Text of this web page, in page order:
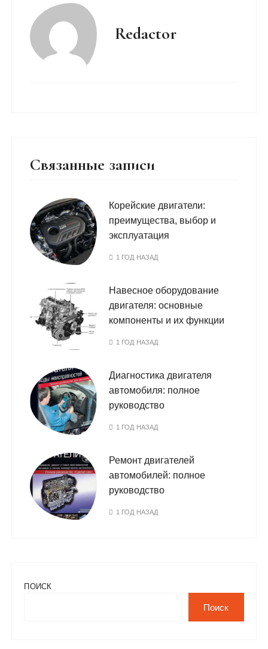
Redactor
Связанные записи
Корейские двигатели:
преимущества, выбор и
эксплуатация
1 ГОД НАЗАД
Навесное оборудование
двигателя: основные
компоненты и их функции
1 ГОД НАЗАД
Диагностика двигателя
автомобиля: полное
руководство
1 ГОД НАЗАД
Ремонт двигателей
автомобилей: полное
руководство
1 ГОД НАЗАД
ПОИСК
Поиск